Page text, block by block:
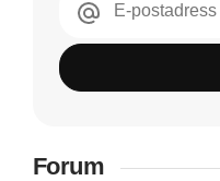
E-postadress
Forum